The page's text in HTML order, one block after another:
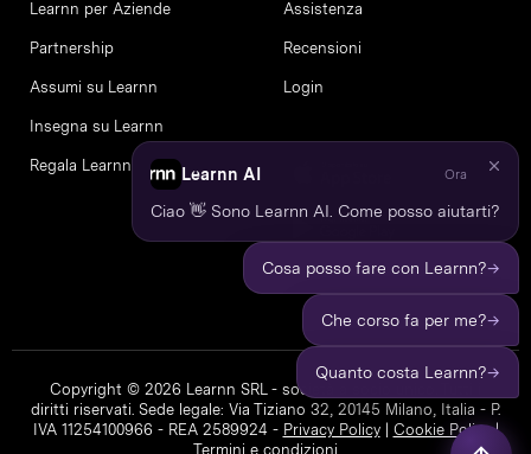
Learnn per Aziende
Partnership
Assumi su Learnn
Insegna su Learnn
Regala Learnn
Assistenza
Recensioni
Login
Copyright © 2026 Learnn SRL - società a socio unico. Tutti i
diritti riservati. Sede legale: Via Tiziano 32, 20145 Milano, Italia - P.
IVA 11254100966 - REA 2589924 - Privacy Policy| Cookie Policy|
Termini e condizioni
Learnn AI Ora
Ciao 👋 Sono Learnn AI. Come posso aiutarti?
Cosa posso fare con Learnn?→
Che corso fa per me?→
Quanto costa Learnn?→